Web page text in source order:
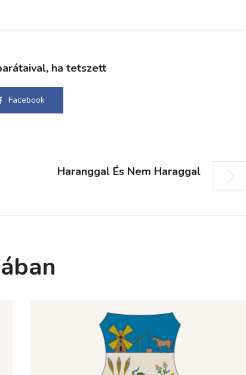
ha tetszett
Facebook
Haranggal És Nem Haraggal